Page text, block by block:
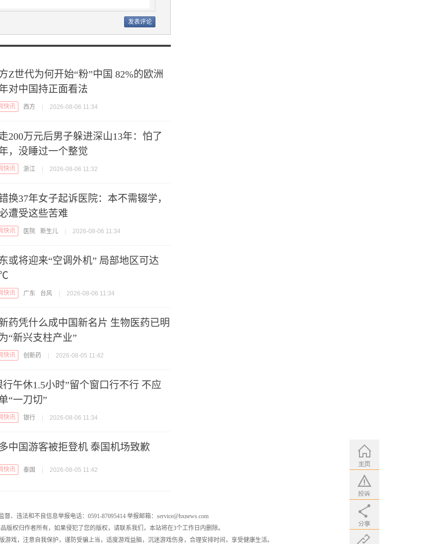
Z世代为何开始“粉”中国 82%的欧洲
对中国持正面看法
快讯 西方 2026-08-06 11:34
200万元后男子躲进深山13年：怕了
，没睡过一个整觉
快讯 浙江 2026-08-06 11:32
换37年女子起诉医院：本不需辍学，
遭受这些苦难
快讯 医院 新生儿 2026-08-06 11:34
或将迎来“空调外机” 局部地区可达
快讯 广东 台风 2026-08-06 11:34
药凭什么成中国新名片 生物医药已明
“新兴支柱产业”
快讯 创新药 2026-08-05 11:42
行午休1.5小时”留个窗口行不行 不应
“一刀切”
快讯 银行 2026-08-06 11:34
中国游客被拒登机 泰国机场致歉
快讯 泰国 2026-08-05 11:42
督、违法和不良信息举报电话：0591-87095414 举报邮箱：service@hxnews.com
版权归作者所有，如果侵犯了您的版权，请联系我们，本站将在3个工作日内删除。
游戏，注意自我保护，谨防受骗上当，适度游戏益脑，沉迷游戏伤身，合理安排时间，享受健康生活。